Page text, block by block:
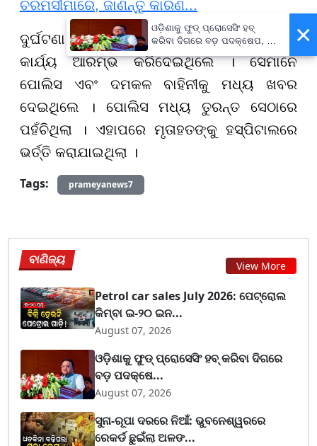
ଚରମସୀମାରେ, ଜାଣନ୍ତୁ କାରଣ...
ଦୁର୍ଘଟଣା ପରେ ତୁରନ୍ତ ସ୍ଥାନୀୟ ଲୋକେ ଉଦ୍ଧାର
କାର୍ଯ୍ୟ ଆରମ୍ଭ କରିଦେଇଥିଲେ । ସେମାନେ
ପୋଲିସ ଏବଂ ଦମକଳ ବାହିନୀକୁ ମଧ୍ୟ ଖବର
ଦେଇଥିଲେ । ପୋଲିସ ମଧ୍ୟ ତୁରନ୍ତ ସେଠାରେ
ପହଁଚିଥିଲା । ଏହାପରେ ମୃତାହତଙ୍କୁ ହସ୍ପିଟାଲରେ
ଭର୍ତ୍ତି କରାଯାଇଥିଲା ।
Tags:
prameyanews7
ବାଣିଜ୍ୟ View More
Petrol car sales July 2026: ପେଟ୍ରୋଲ
କିମ୍ବା ଇ-୨୦ ଇନ...
August 07, 2026
ଓଡ଼ିଶାକୁ ଫୁଡ୍ ପ୍ରୋସେସିଂ ହବ୍ କରିବା ଦିଗରେ
ବଡ଼ ପଦକ୍ଷେ...
August 07, 2026
ସୁନା-ରୂପା ଦରରେ ନିଆଁ: ଭୁବନେଶ୍ୱରରେ
ରେକର୍ଡ ଛୁଇଁଲା ଅଳଙ...
×
ଓଡ଼ିଶାକୁ ଫୁଡ୍ ପ୍ରୋସେସିଂ ହବ୍
କରିବା ଦିଗରେ ବଡ଼ ପଦକ୍ଷେପ, ୪୨
ହଜାରରୁ ଅଧିକ ନିଯୁକ୍ତି ସୁଯୋଗ